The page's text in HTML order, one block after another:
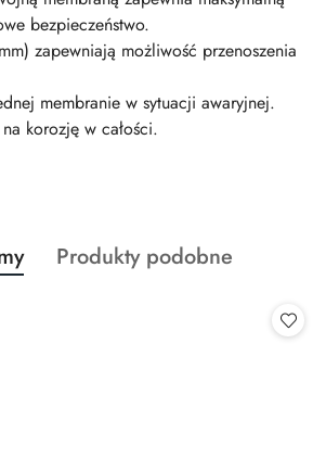
bezpieczeństwo.
zapewniają możliwość przenoszenia
membranie w sytuacji awaryjnej.
korozję w całości.
produktów
Produkty
Produkty podobne